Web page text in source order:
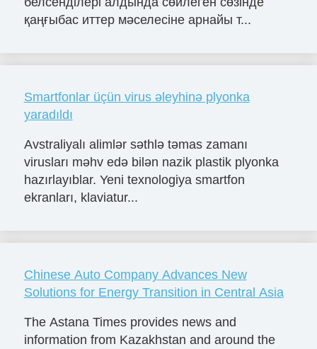
қаңғыбас иттер мәселесіне арнайы т...
Smartfonlar üçün virus əleyhinə plyonka
yaradıldı
Avstraliyalı alimlər səthlə təmas zamanı
virusları məhv edə bilən nazik plastik plyonka
hazırlayıblar. Yeni texnologiya smartfon
ekranları, klaviatur...
Chinese Auto Company Advances New
Solutions for Energy Transition in Central Asia
The Astana Times provides news and
information from Kazakhstan and around the